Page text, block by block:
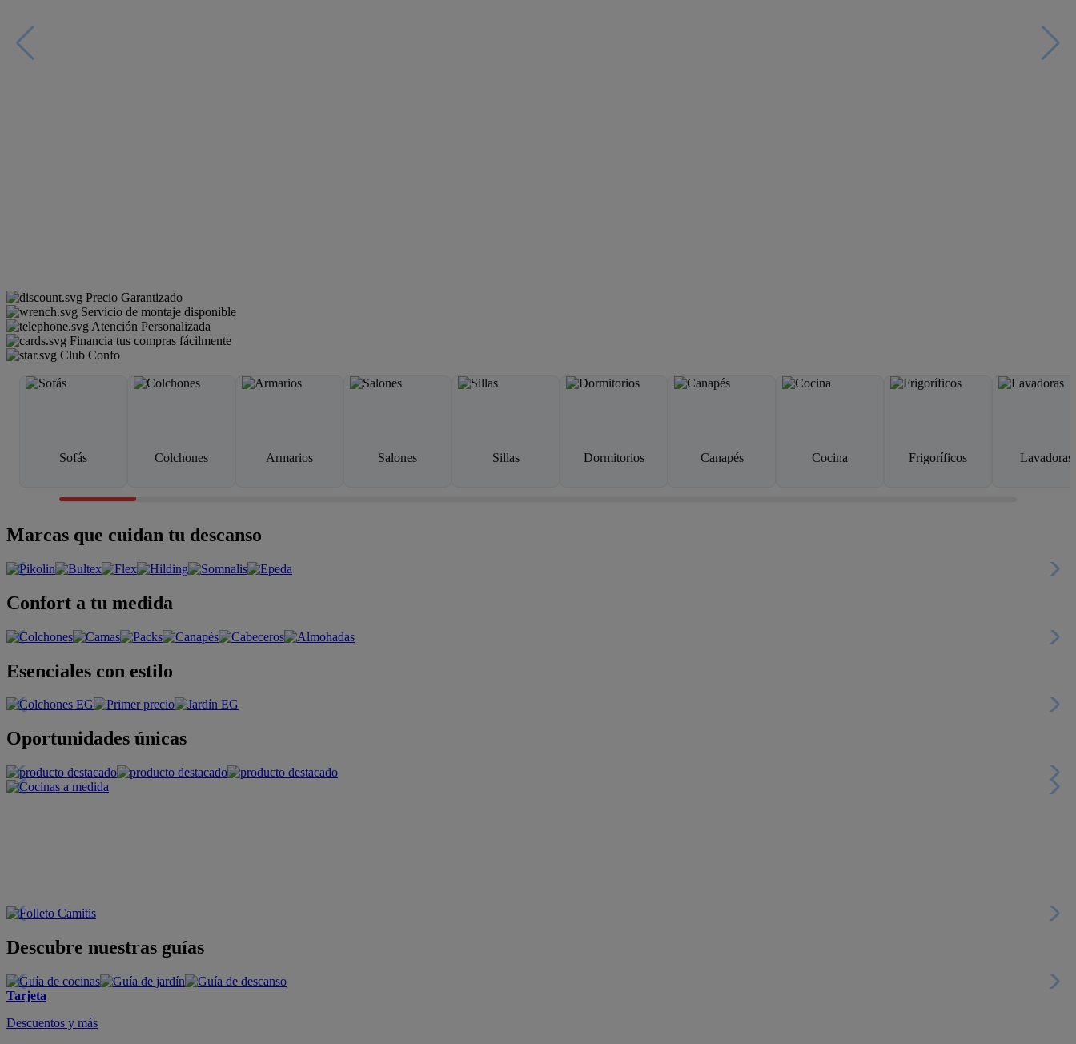
Precio Garantizado
Servicio de montaje disponible
Atención Personalizada
Financia tus compras fácilmente
Club Confo
Sofás Colchones Armarios Salones Sillas Dormitorios Canapés Cocina Frigoríficos Lavadoras
Marcas que cuidan tu descanso
Confort a tu medida
Esenciales con estilo
Oportunidades únicas
Descubre nuestras guías
Tarjeta
Descuentos y más